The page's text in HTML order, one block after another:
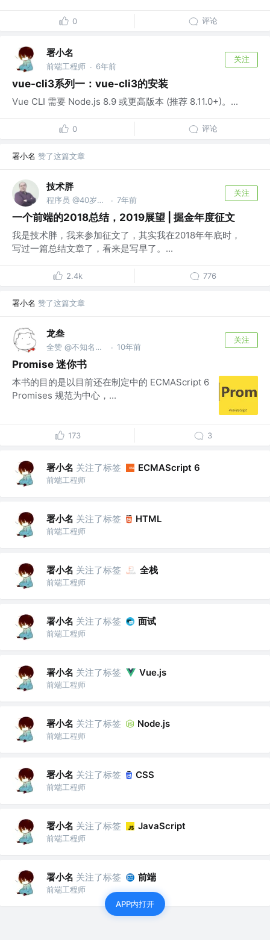
0 评论
署小名
前端工程师 · 6年前
关注
vue-cli3系列一：vue-cli3的安装
Vue CLI 需要 Node.js 8.9 或更高版本 (推荐 8.11.0+)。...
0 评论
署小名 赞了这篇文章
技术胖
程序员 @40岁去当保安了 · 7年前
关注
一个前端的2018总结，2019展望 | 掘金年度征文
我是技术胖，我来参加征文了，其实我在2018年年底时，
写过一篇总结文章了，看来是写早了。...
2.4k 776
署小名 赞了这篇文章
龙叁
全赞 @不知名互联网公司 · 10年前
关注
Promise 迷你书
本书的目的是以目前还在制定中的 ECMAScript 6
Promises 规范为中心，...
173 3
署小名 关注了标签 ECMAScript 6
前端工程师
署小名 关注了标签 HTML
前端工程师
署小名 关注了标签 全栈
前端工程师
署小名 关注了标签 面试
前端工程师
署小名 关注了标签 Vue.js
前端工程师
署小名 关注了标签 Node.js
前端工程师
署小名 关注了标签 CSS
前端工程师
署小名 关注了标签 JavaScript
前端工程师
署小名 关注了标签 前端
前端工程师
APP内打开